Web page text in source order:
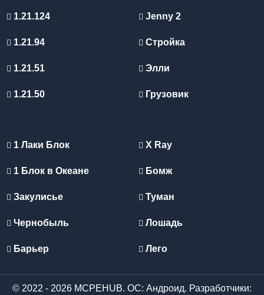
1.21.124
1.21.94
1.21.51
1.21.50
Jenny 2
Стройка
Элли
Грузовик
1 Лаки Блок
1 Блок в Океане
Закулисье
Чернобыль
Барьер
X Ray
Бомж
Туман
Лошадь
Лего
© 2022 - 2026 MCPEHUB. ОС: Андроид. Разработчики: